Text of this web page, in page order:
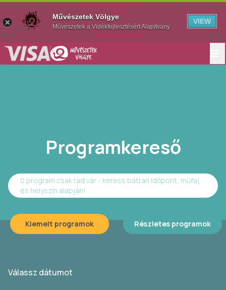
Programkereső
0 program csak rád vár - keress bátran időpont, műfaj
és helyszín alapján!
Kiemelt programok Részletes programok
Válassz dátumot
Művészetek Völgye
Művészetek a Vidékfejlesztésért Alapítvány
VIEW